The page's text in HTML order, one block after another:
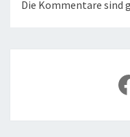
Die Kommentare sind